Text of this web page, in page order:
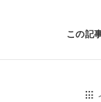
この記